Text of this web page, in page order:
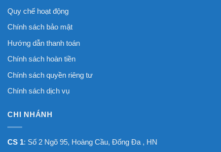
Quy chế hoạt động
Chính sách bảo mật
Hướng dẫn thanh toán
Chính sách hoàn tiền
Chính sách quyền riêng tư
Chính sách dịch vụ
CHI NHÁNH
CS 1: Số 2 Ngõ 95, Hoàng Cầu, Đống Đa , HN